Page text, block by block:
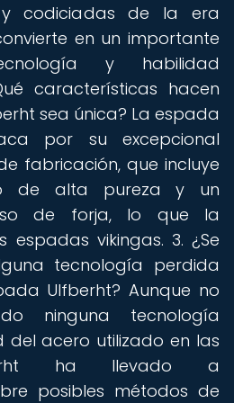
codiciadas de la era
en un importante
y habilidad
características hacen
sea única? La espada
por su excepcional
fabricación, que incluye
de alta pureza y un
de forja, lo que la
vikingas. 3. ¿Se
tecnología perdida
Ulfberht? Aunque no
ninguna tecnología
acero utilizado en las
ha llevado a
posibles métodos de